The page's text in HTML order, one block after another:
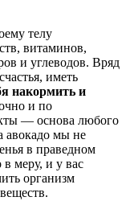
телу
витаминов,
и углеводов. Вряд
иметь
накормить и
и по
— основа любого
авокадо мы не
в праведном
в меру, и у вас
организм